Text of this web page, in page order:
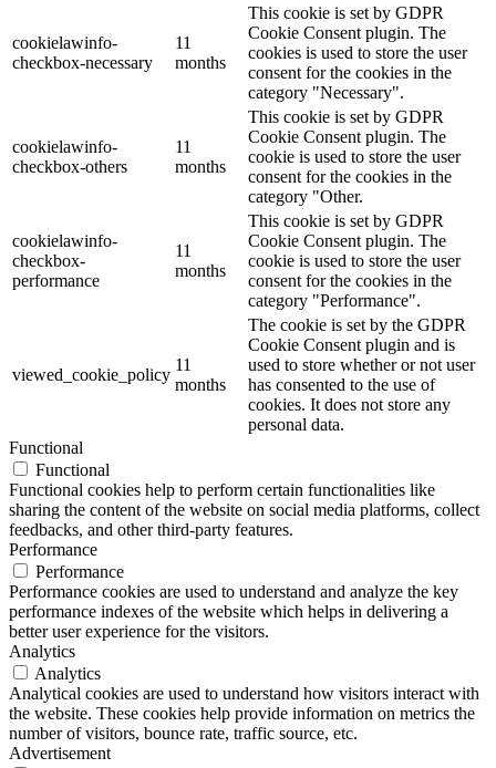
Логист!
Здравствуйте! Готова помочь
cookielawinfo-
checkbox-necessary
11
months
This cookie is set by GDPR
Cookie Consent plugin. The
cookies is used to store the user
consent for the cookies in the
category "Necessary".
cookielawinfo-
checkbox-others
11
months
This cookie is set by GDPR
Cookie Consent plugin. The
cookie is used to store the user
consent for the cookies in the
category "Other.
cookielawinfo-
checkbox-
performance
11
months
This cookie is set by GDPR
Cookie Consent plugin. The
cookie is used to store the user
consent for the cookies in the
category "Performance".
viewed_cookie_policy
11
months
The cookie is set by the GDPR
Cookie Consent plugin and is
used to store whether or not user
has consented to the use of
cookies. It does not store any
personal data.
Functional
Functional
Functional cookies help to perform certain functionalities like
sharing the content of the website on social media platforms, collect
feedbacks, and other third-party features.
Performance
Performance
Performance cookies are used to understand and analyze the key
performance indexes of the website which helps in delivering a
better user experience for the visitors.
Analytics
Analytics
Analytical cookies are used to understand how visitors interact with
the website. These cookies help provide information on metrics the
number of visitors, bounce rate, traffic source, etc.
Advertisement